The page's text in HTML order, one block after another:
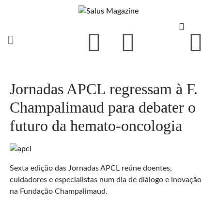
Jornadas APCL regressam à F.
Champalimaud para debater o
futuro da hemato-oncologia
Sexta edição das Jornadas APCL reúne doentes,
cuidadores e especialistas num dia de diálogo e inovação
na Fundação Champalimaud.